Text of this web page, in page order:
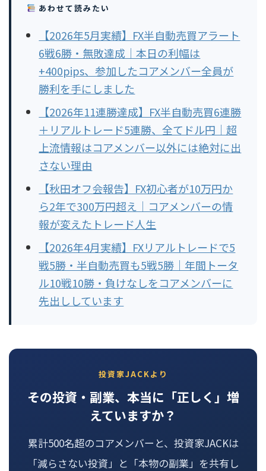
あわせて読みたい
【2026年5月実績】FX半自動売買アラート
6戦6勝・無敗達成｜本日の利幅は
+400pips、参加したコアメンバー全員が
勝利を手にしました
【2026年11連勝達成】FX半自動売買6連勝
＋リアルトレード5連勝、全てドル円｜超
上流情報はコアメンバー以外には絶対に出
さない理由
【秋田オフ会報告】FX初心者が10万円か
ら2年で300万円超え｜コアメンバーの情
報が変えたトレード人生
【2026年4月実績】FXリアルトレードで5
戦5勝・半自動売買も5戦5勝｜年間トータ
ル10戦10勝・負けなしをコアメンバーに
先出ししています
投資家JACKより
その投資・副業、本当に「正しく」増
えていますか？
累計500名超のコアメンバーと、投資家JACKは
「減らさない投資」と「本物の副業」を共有し